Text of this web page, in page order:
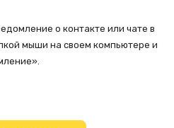
о контакте или чате в
мыши на своем компьютере и